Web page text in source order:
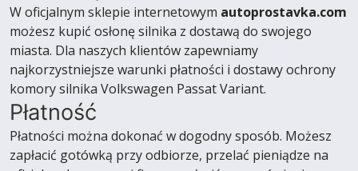
W oficjalnym sklepie internetowym autoprostavka.com
możesz kupić osłonę silnika z dostawą do swojego
miasta. Dla naszych klientów zapewniamy
najkorzystniejsze warunki płatności i dostawy ochrony
komory silnika Volkswagen Passat Variant.
Płatność
Płatności można dokonać w dogodny sposób. Możesz
zapłacić gotówką przy odbiorze, przelać pieniądze na